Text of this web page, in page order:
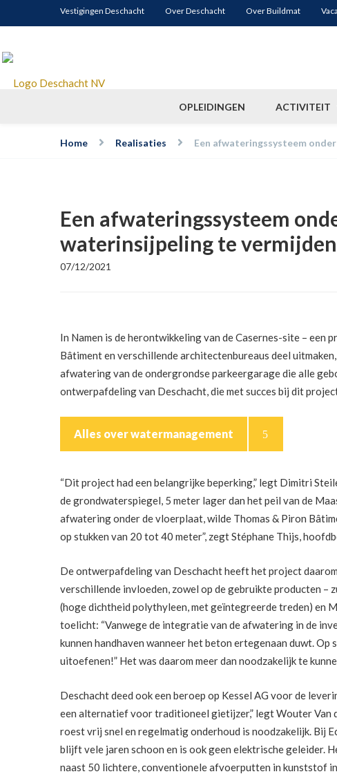
Vestigingen Deschacht Over Deschacht Over Buildmat
OPLEIDINGEN ACTIVITEIT
Home Realisaties Een afwateringssysteem
Een afwateringssysteem
waterinsijpeling te vermijden
07/12/2021
In Namen is de herontwikkeling van de Casernes-site –
Bâtiment en verschillende architectenbureaus deel
afwatering van de ondergrondse parkeergarage die alle
ontwerpafdeling van Deschacht, die met succes bij dit
Alles over watermanagement
“Dit project had een belangrijke beperking,” legt Dimitri
de grondwaterspiegel, 5 meter lager dan het peil van de
afwatering onder de vloerplaat, wilde Thomas & Piron
op stukken van 20 tot 40 meter”, zegt Stéphane Thijs,
De ontwerpafdeling van Deschacht heeft het project
verschillende invloeden, zowel op de gebruikte producten
(hoge dichtheid polythyleen, met geïntegreerde treden) en
toelicht: “Vanwege de integratie van de afwatering in de
kunnen handhaven wanneer het beton ertegenaan duwt. Op
uitoefenen!” Het was daarom meer dan noodzakelijk te
Deschacht deed ook een beroep op Kessel AG voor de
een alternatief voor traditioneel gietijzer,” legt Wouter Van
roest vrij snel en regelmatig onderhoud is noodzakelijk. Bij
blijft vele jaren schoon en is ook geen elektrische geleider.
naast 50 lichtere, conventionele afvoerputten in kunststof